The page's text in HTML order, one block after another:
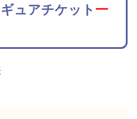
ュアチケット 一